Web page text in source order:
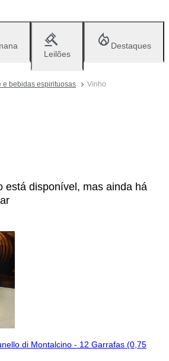
Leilões
Destaques
e bebidas espirituosas Vinho
está disponível, mas ainda há
di Montalcino - 12 Garrafas (0,75